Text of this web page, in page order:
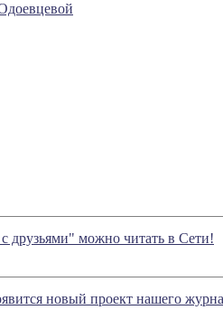
друзьями" можно читать в Сети!
новый проект нашего